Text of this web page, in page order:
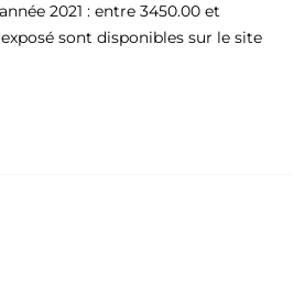
2021 : entre 3450.00 et
sont disponibles sur le site